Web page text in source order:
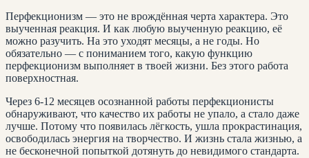
Перфекционизм — это не врождённая черта характера. Это
выученная реакция. И как любую выученную реакцию, её
можно разучить. На это уходят месяцы, а не годы. Но
обязательно — с пониманием того, какую функцию
перфекционизм выполняет в твоей жизни. Без этого работа
поверхностная.
Через 6-12 месяцев осознанной работы перфекционисты
обнаруживают, что качество их работы не упало, а стало даже
лучше. Потому что появилась лёгкость, ушла прокрастинация,
освободилась энергия на творчество. И жизнь стала жизнью, а
не бесконечной попыткой дотянуть до невидимого стандарта.